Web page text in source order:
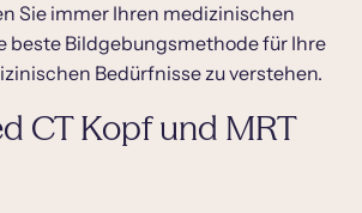
Sie immer Ihren medizinischen
beste Bildgebungsmethode für Ihre
Bedürfnisse zu verstehen.
CT Kopf und MRT